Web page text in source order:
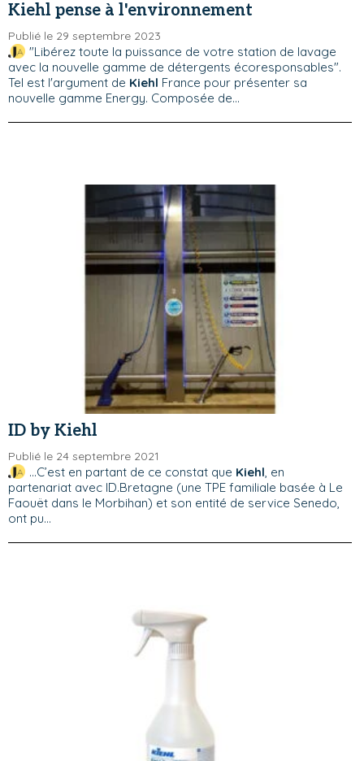
Kiehl pense à l'environnement
Publié le 29 septembre 2023
"Libérez toute la puissance de votre station de lavage
avec la nouvelle gamme de détergents écoresponsables".
Tel est l'argument de Kiehl France pour présenter sa
nouvelle gamme Energy. Composée de...
ID by Kiehl
Publié le 24 septembre 2021
...C’est en partant de ce constat que Kiehl, en
partenariat avec ID.Bretagne (une TPE familiale basée à Le
Faouët dans le Morbihan) et son entité de service Senedo,
ont pu...